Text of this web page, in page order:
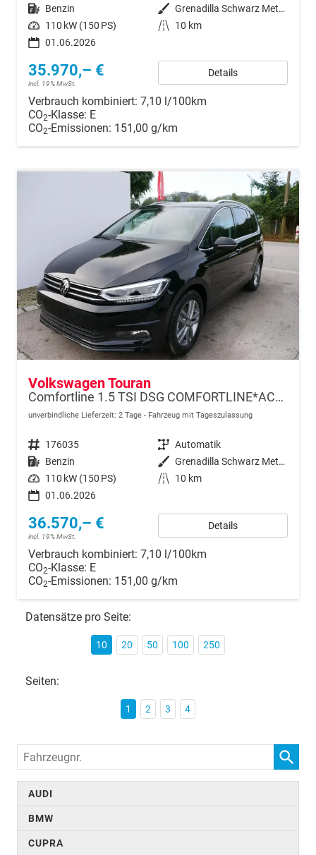
Kraftstoff Benzin Außenfarbe
Grenadilla Schwarz Metallic
Leistung 110 kW (150 PS) Kilometerstand
10 km
01.06.2026
35.970,– €
incl. 19% MwSt.
Details
Verbrauch kombiniert: 7,10 l/100km
CO2-Klasse: E
CO2-Emissionen: 151,00 g/km
Volkswagen Touran
Comfortline 1.5 TSI DSG COMFORTLINE*ACC*LED*PDC*KAMERA*NAVI*SHZ* 7-SITZER 17-ZOLL
unverbindliche Lieferzeit: 2 Tage Fahrzeug mit Tageszulassung
Fahrzeugnr. 176035 Getriebe Automatik
Kraftstoff Benzin Außenfarbe
Grenadilla Schwarz Metallic
Leistung 110 kW (150 PS) Kilometerstand
10 km
01.06.2026
36.570,– €
incl. 19% MwSt.
Details
Verbrauch kombiniert: 7,10 l/100km
CO2-Klasse: E
CO2-Emissionen: 151,00 g/km
Datensätze pro Seite:
10 20 50 100 250
Seiten:
1 2 3 4
Fahrzeugnr.
AUDI
BMW
CUPRA